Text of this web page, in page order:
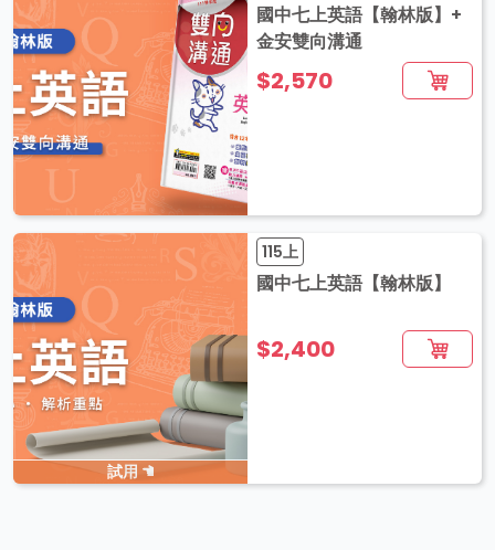
國中七上英語【翰林版】+
金安雙向溝通
$2,570
試用
115上
國中七上英語【翰林版】
$2,400